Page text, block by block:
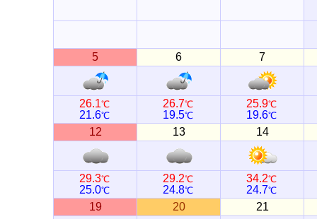
5 6 7
26.1℃
21.6℃
26.7℃
19.5℃
25.9℃
19.6℃
12 13 14
29.3℃
25.0℃
29.2℃
24.8℃
34.2℃
24.7℃
19 20 21